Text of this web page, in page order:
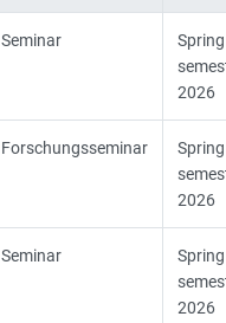
Seminar
Spring
2026
Forschungsseminar
Spring
2026
Seminar
Spring
2026